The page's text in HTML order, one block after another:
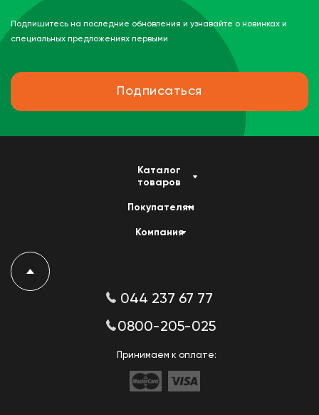
Подпишитесь на последние обновления и узнавайте о новинках и
специальных предложениях первыми
Подписаться
Каталог
товаров
Покупателям
Компания
044 237 67 77
0800-205-025
Принимаем к оплате: